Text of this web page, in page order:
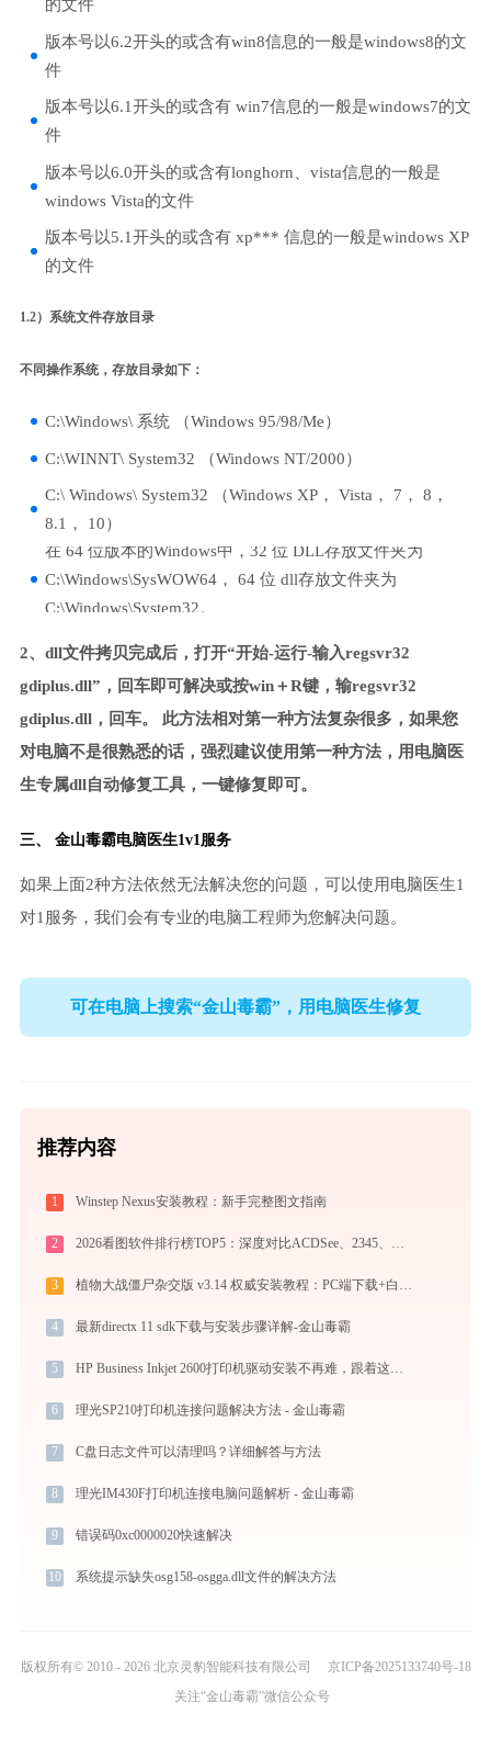
的文件
版本号以6.2开头的或含有win8信息的一般是windows8的文
件
版本号以6.1开头的或含有 win7信息的一般是windows7的文
件
版本号以6.0开头的或含有longhorn、vista信息的一般是
windows Vista的文件
版本号以5.1开头的或含有 xp*** 信息的一般是windows XP
的文件
1.2）系统文件存放目录
不同操作系统，存放目录如下：
C:\Windows\ 系统 （Windows 95/98/Me）
C:\WINNT\ System32 （Windows NT/2000）
C:\ Windows\ System32 （Windows XP， Vista， 7， 8，
8.1， 10）
在 64 位版本的Windows中，32 位 DLL存放文件夹为
C:\Windows\SysWOW64， 64 位 dll存放文件夹为
C:\Windows\System32。
2、dll文件拷贝完成后，打开“开始-运行-输入regsvr32
gdiplus.dll”，回车即可解决或按win＋R键，输regsvr32
gdiplus.dll，回车。 此方法相对第一种方法复杂很多，如果您
对电脑不是很熟悉的话，强烈建议使用第一种方法，用电脑医
生专属dll自动修复工具，一键修复即可。
三、 金山毒霸电脑医生1v1服务
如果上面2种方法依然无法解决您的问题，可以使用电脑医生1
对1服务，我们会有专业的电脑工程师为您解决问题。
可在电脑上搜索“金山毒霸”，用电脑医生修复
推荐内容
1 Winstep Nexus安装教程：新手完整图文指南
2 2026看图软件排行榜TOP5：深度对比ACDSee、2345、光影、Honeyview、FastStone
3 植物大战僵尸杂交版 v3.14 权威安装教程：PC端下载+白屏闪退完美解决
4 最新directx 11 sdk下载与安装步骤详解-金山毒霸
5 HP Business Inkjet 2600打印机驱动安装不再难，跟着这些步骤一学就会
6 理光SP210打印机连接问题解决方法 - 金山毒霸
7 C盘日志文件可以清理吗？详细解答与方法
8 理光IM430F打印机连接电脑问题解析 - 金山毒霸
9 错误码0xc0000020快速解决
10 系统提示缺失osg158-osgga.dll文件的解决方法
版权所有© 2010 - 2026 北京灵豹智能科技有限公司
京ICP备2025133740号-18
关注“金山毒霸”微信公众号